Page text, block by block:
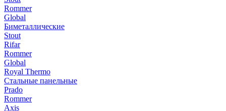
Rommer
Global
Биметаллические
Stout
Rifar
Rommer
Global
Royal Thermo
Стальные панельные
Prado
Rommer
Axis